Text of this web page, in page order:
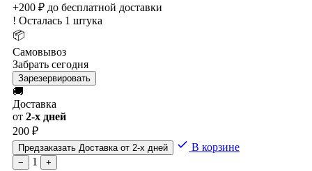
+200 ₽ до бесплатной доставки
! Осталась 1 штука
📦
Самовывоз
Забрать сегодня
Зарезервировать
🚚
Доставка
от 2-х дней
200 ₽
Предзаказать Доставка от 2-х дней В корзине
− 1 +